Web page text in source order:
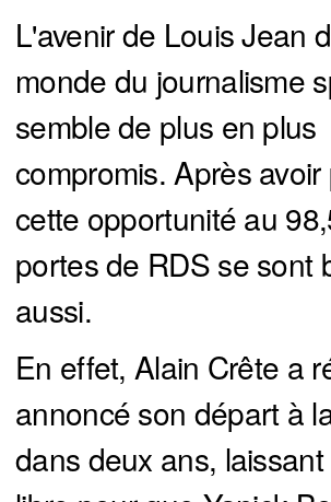
L'avenir de Louis Jean
monde du journalisme
semble de plus en plus
compromis. Après avoir
cette opportunité au
portes de RDS se sont
aussi.
En effet, Alain Crête a
annoncé son départ à
dans deux ans,